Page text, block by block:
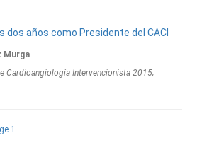
dos años como Presidente del CACI
Murga
Cardioangiologí­a Intervencionista 2015;